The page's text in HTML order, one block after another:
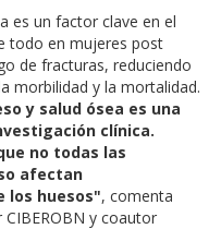
es un factor clave en el
todo en mujeres post
de fracturas, reduciendo
morbilidad y la mortalidad.
y salud ósea es una
clínica.
no todas las
afectan
los huesos", comenta
CIBEROBN y coautor